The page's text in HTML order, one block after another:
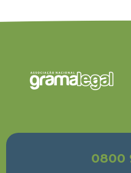
0800